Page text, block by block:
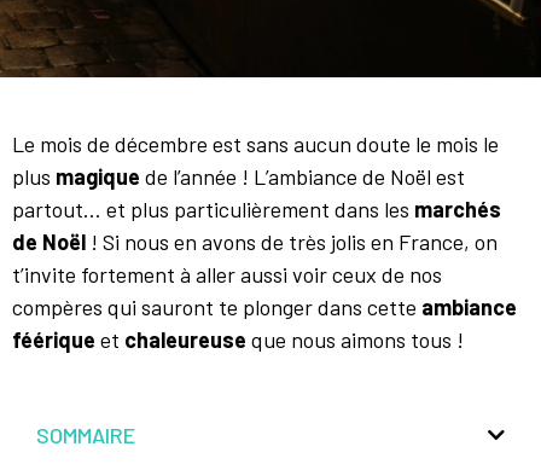
Le mois de décembre est sans aucun doute le mois le
plus magique de l’année ! L’ambiance de Noël est
partout… et plus particulièrement dans les marchés
de Noël ! Si nous en avons de très jolis en France, on
t’invite fortement à aller aussi voir ceux de nos
compères qui sauront te plonger dans cette ambiance
féérique et chaleureuse que nous aimons tous !
SOMMAIRE